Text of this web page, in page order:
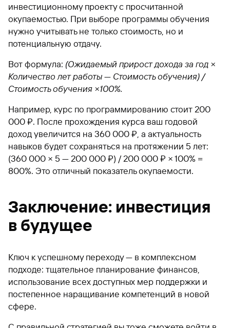
инвестиционному проекту с просчитанной
окупаемостью. При выборе программы обучения
нужно учитывать не только стоимость, но и
потенциальную отдачу.
Вот формула: (Ожидаемый прирост дохода за год ×
Количество лет работы — Стоимость обучения) /
Стоимость обучения ×100%.
Например, курс по программированию стоит 200
000 ₽. После прохождения курса ваш годовой
доход увеличится на 360 000 ₽, а актуальность
навыков будет сохраняться на протяжении 5 лет:
(360 000 × 5 — 200 000 ₽) / 200 000 ₽ × 100% =
800%. Это отличный показатель окупаемости.
Заключение: инвестиция
в будущее
Ключ к успешному переходу — в комплексном
подходе: тщательное планирование финансов,
использование всех доступных мер поддержки и
постепенное наращивание компетенций в новой
сфере.